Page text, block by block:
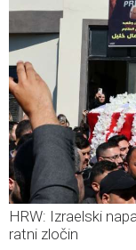
HRW: Izraelski
ratni zločin